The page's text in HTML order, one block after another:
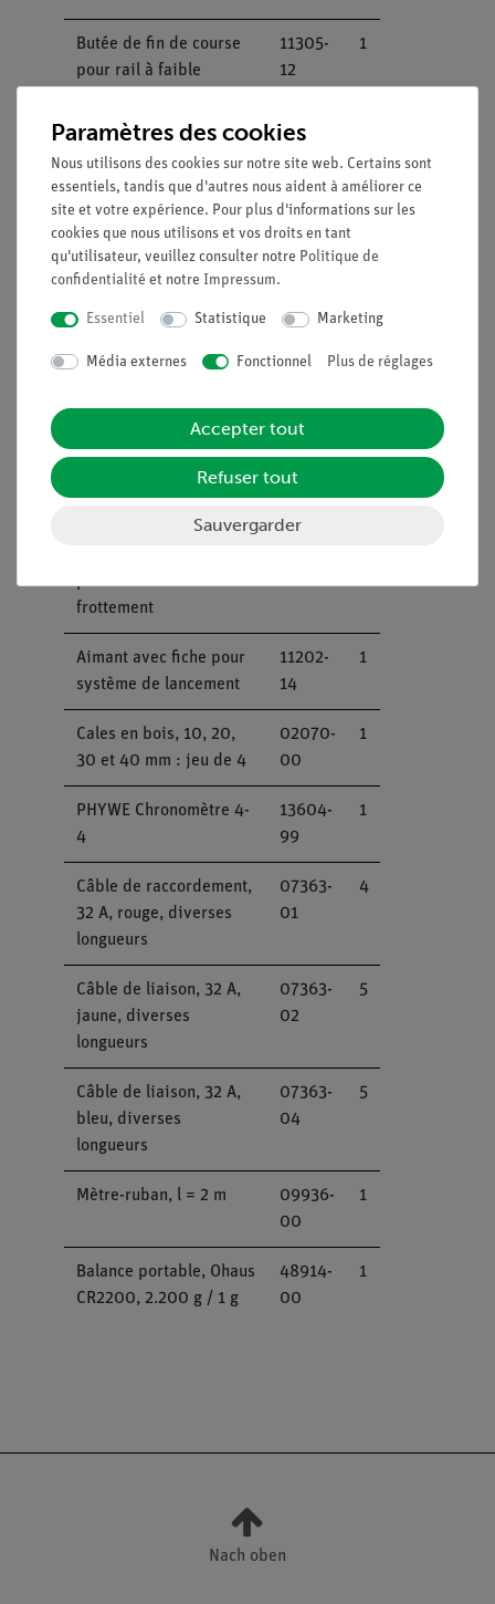
Butée de fin de course
pour rail à faible
11305-
12
1
chariot
d'expérimentation
10
Poids à fente, 50 g,
blanc
02206-
2
Poids à fente, 10 g,
blanc
02205-
4
photoélectrique
20
Support pour barrière
11307-
pour rail à faible
frottement
00
Aimant avec fiche pour
système de lancement
11202-
14
1
Cales en bois, 10, 20,
30 et 40 mm : jeu de 4
02070-
00
1
PHYWE Chronomètre 4-
4
13604-
99
1
Câble de raccordement,
32 A, rouge, diverses
longueurs
07363-
01
4
Câble de liaison, 32 A,
jaune, diverses
longueurs
07363-
02
5
Câble de liaison, 32 A,
bleu, diverses
longueurs
07363-
04
5
Mètre-ruban, l = 2 m
09936-
00
1
Balance portable, Ohaus
CR2200, 2.200 g / 1 g
48914-
00
1
Nach oben
Paramètres des cookies
Nous utilisons des cookies sur notre site web. Certains sont
essentiels, tandis que d'autres nous aident à améliorer ce
site et votre expérience. Pour plus d'informations sur les
cookies que nous utilisons et vos droits en tant
qu'utilisateur, veuillez consulter notre Politique de
confidentialité et notre Impressum.
Essentiel Statistique Marketing
Média externes Fonctionnel Plus de réglages
Accepter tout
Refuser tout
Sauvergarder